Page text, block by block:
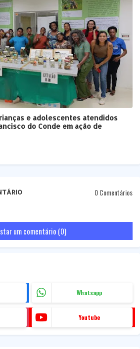
e adolescentes atendidos
do Conde em ação de
0 Comentários
um comentário (0)
Whatsapp
Youtube